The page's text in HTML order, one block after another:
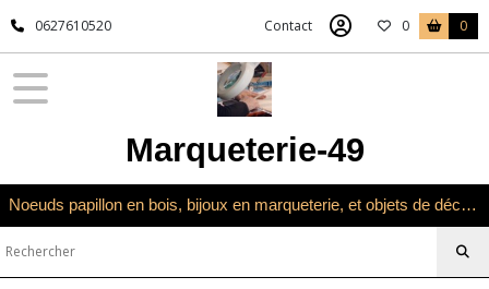
0627610520 Contact 0 0
Marqueterie-49
Noeuds papillon en bois, bijoux en marqueterie, et objets de décoration en marqueterie bois